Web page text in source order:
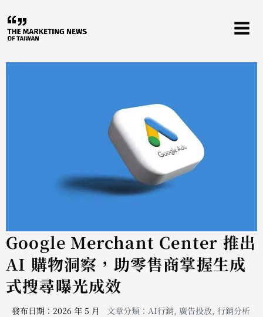
至
主
Google Merchant Center 推出
AI 購物洞察，助零售商掌握生成
式搜尋曝光成效
發布日期：2026 年 5 月
文章分類： AI行銷, 廣告投放, 行銷分析